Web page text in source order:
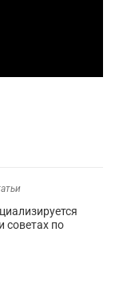
советах по